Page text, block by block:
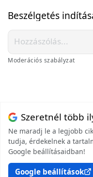
Beszélgetés
Moderációs szabályzat
Szeretnél több
Ne maradj le a legjobb
tudja, érdekelnek a
Google beállításaidban!
Google beállítások